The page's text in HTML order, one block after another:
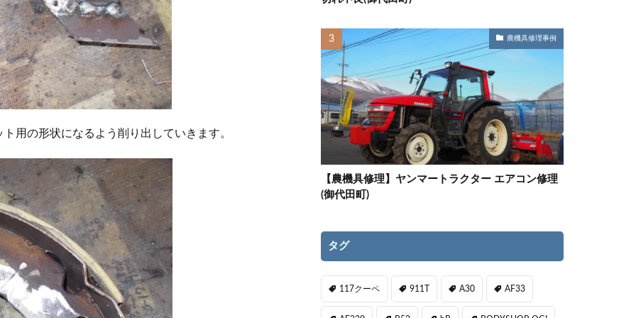
用の形状になるよう削り出していきます。
農機具修理事例
【農機具修理】ヤンマートラクター エアコン修理
(御代田町)
タグ
117クーペ 911T A30 AF33